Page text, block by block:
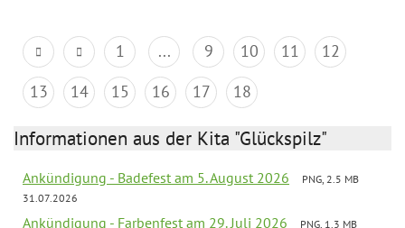
1 ... 9 10 11
12
13
14 15 16 17 18
Informationen aus der Kita "Glückspilz"
Ankündigung - Badefest am 5. August 2026
PNG, 2.5 MB
31.07.2026
Ankündigung - Farbenfest am 29. Juli 2026
PNG, 1.3 MB